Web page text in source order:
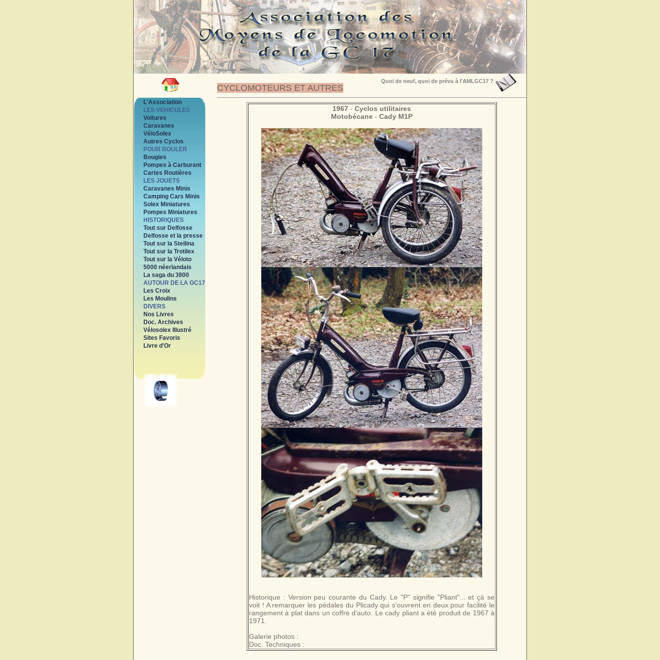
CYCLOMOTEURS ET AUTRES
Quoi de neuf, quoi de prévu à l'AMLGC17 ?
L'Association
LES VEHICULES
Voitures
Caravanes
VéloSolex
Autres Cyclos
POUR ROULER
Bougies
Pompes à Carburant
Cartes Routières
LES JOUETS
Caravanes Minis
Camping Cars Minis
Solex Miniatures
Pompes Miniatures
HISTORIQUES
Tout sur Delfosse
Delfosse et la presse
Tout sur la Stellina
Tout sur la Trotilex
Tout sur la Véloto
5000 néerlandais
La saga du 3800
AUTOUR DE LA GC17
Les Croix
Les Moulins
DIVERS
Nos Livres
Doc. Archives
Vélosolex Illustré
Sites Favoris
Livre d'Or
1967 - Cyclos utilitaires
Motobécane - Cady M1P
Historique : Version peu courante du Cady. Le "P" signifie "Pliant"... et çà se
voit ! A remarquer les pédales du Plicady qui s'ouvrent en deux pour facilité le
rangement à plat dans un coffre d'auto. Le cady pliant a été produit de 1967 à
1971.
Galerie photos :
Doc. Techniques :